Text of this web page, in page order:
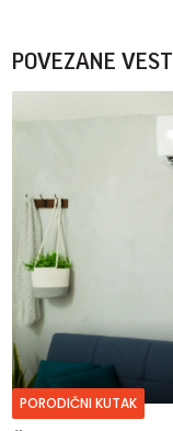
POVEZANE VESTI
PORODIČNI KUTAK